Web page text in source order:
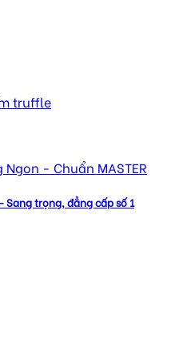
- Chuẩn MASTER
trọng, đẳng cấp số 1